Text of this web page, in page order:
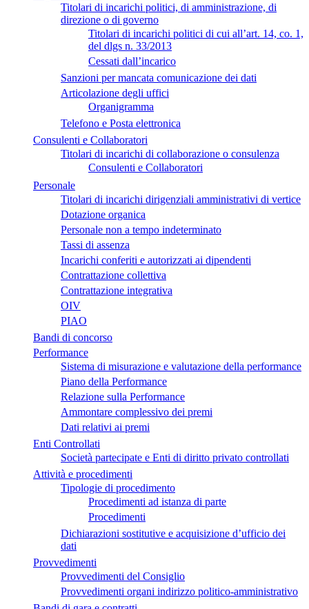
Titolari di incarichi politici, di amministrazione, di
direzione o di governo
Titolari di incarichi politici di cui all’art. 14, co. 1,
del dlgs n. 33/2013
Cessati dall’incarico
Sanzioni per mancata comunicazione dei dati
Articolazione degli uffici
Organigramma
Telefono e Posta elettronica
Consulenti e Collaboratori
Titolari di incarichi di collaborazione o consulenza
Consulenti e Collaboratori
Personale
Titolari di incarichi dirigenziali amministrativi di vertice
Dotazione organica
Personale non a tempo indeterminato
Tassi di assenza
Incarichi conferiti e autorizzati ai dipendenti
Contrattazione collettiva
Contrattazione integrativa
OIV
PIAO
Bandi di concorso
Performance
Sistema di misurazione e valutazione della performance
Piano della Performance
Relazione sulla Performance
Ammontare complessivo dei premi
Dati relativi ai premi
Enti Controllati
Società partecipate e Enti di diritto privato controllati
Attività e procedimenti
Tipologie di procedimento
Procedimenti ad istanza di parte
Procedimenti
Dichiarazioni sostitutive e acquisizione d’ufficio dei
dati
Provvedimenti
Provvedimenti del Consiglio
Provvedimenti organi indirizzo politico-amministrativo